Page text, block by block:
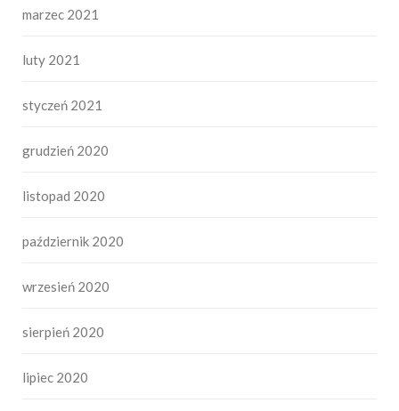
marzec 2021
luty 2021
styczeń 2021
grudzień 2020
listopad 2020
październik 2020
wrzesień 2020
sierpień 2020
lipiec 2020